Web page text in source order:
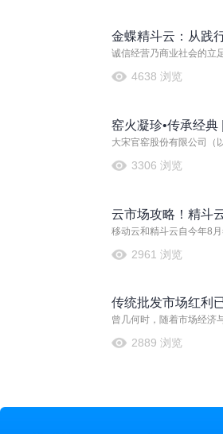
金蝶精斗云：从践
征信
诚信经营乃商业社会的立
终坚持在各方各面践行诚
4638 浏览
窑火凝珍•传承经典
为金蝶精斗云战略
大宋官窑股份有限公司（
明，金蝶蝶金云计算有限
结良缘”，并对此次合作
3306 浏览
云市场攻略！精斗
经验分享
移动云和精斗云自今年8
移动云以500单成交订单名
2961 浏览
传统批发市场红利
手1688破局困境！
曾几何时，随着市场经济
模，甚至成为其经济发展
2889 浏览